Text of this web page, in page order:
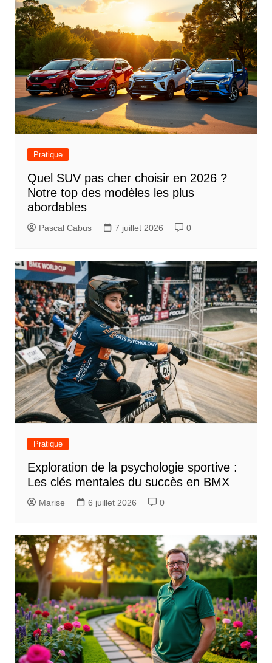
Pratique
Quel SUV pas cher choisir en 2026 ?
Notre top des modèles les plus
abordables
Pascal Cabus 7 juillet 2026 0
Pratique
Exploration de la psychologie sportive :
Les clés mentales du succès en BMX
Marise 6 juillet 2026 0